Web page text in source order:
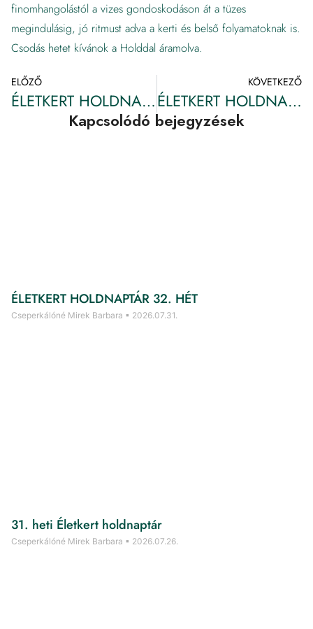
finomhangolástól a vizes gondoskodáson át a tüzes
megindulásig, jó ritmust adva a kerti és belső folyamatoknak is.
Csodás hetet kívánok a Holddal áramolva.
ELŐZŐ
ÉLETKERT HOLDNAPTÁR 2. hét
KÖVETKEZŐ
ÉLETKERT HOLDNAPTÁR 5. HÉT
Kapcsolódó bejegyzések
ÉLETKERT HOLDNAPTÁR 32. HÉT
Cseperkálóné Mirek Barbara 2026.07.31.
31. heti Életkert holdnaptár
Cseperkálóné Mirek Barbara 2026.07.26.